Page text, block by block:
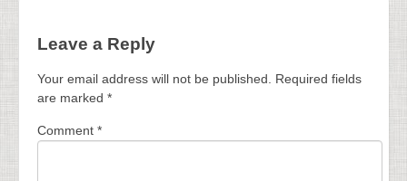
Leave a Reply
Your email address will not be published.
Required fields
are marked *
Comment *